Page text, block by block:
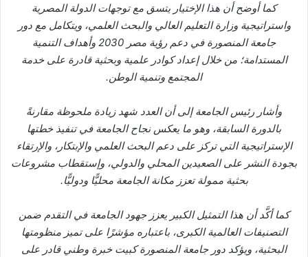
كما أوضح أن هذا الإختيار يتسق مع توجهات الدولة المصرية
واستراتيجية وزارة التعليم العالي والبحث العلمي، ويتكامل مع دور
جامعة المنصورة في دعم رؤية مصر 2030 وأهداف التنمية
المستدامة؛ من خلال إعداد كوادر علمية وبحثية قادرة على خدمة
المجتمع وتنمية الوطن.
وأشار رئيس الجامعة إلى أن العدد شهد زيادة ملحوظة مقارنةً
بالدورة السابقة، وهو ما يعكس نجاح الجامعة في تنفيذ خطتها
الإستراتيجية التي تركز على دعم البحث العلمي والإبتكار، والإرتقاء
بجودة النشر على الصعيدين المحلي والدولي، وإستقطاب مشروعات
بحثية ممولة تعزز مكانة الجامعة محليًّا ودوليًّا.
كما أكَّد أن هذا التمثيل الكبير يعزز جهود الجامعة في التقدم ضمن
التصنيفات العالمية الكبرى، باعتباره مؤشرًا على تميز منظومتها
البحثية، ويؤكد دور جامعة المنصورة كبيت خبرة وطني قادر على